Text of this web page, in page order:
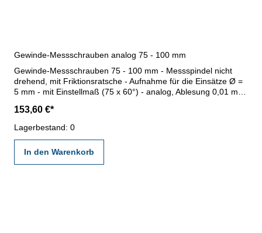
Gewinde-Messschrauben analog 75 - 100 mm
Gewinde-Messschrauben 75 - 100 mm - Messspindel nicht
drehend, mit Friktionsratsche - Aufnahme für die Einsätze Ø =
5 mm - mit Einstellmaß (75 x 60°) - analog, Ablesung 0,01 mm
Messbereich 75 - 100 mm
153,60 €*
Lagerbestand: 0
In den Warenkorb